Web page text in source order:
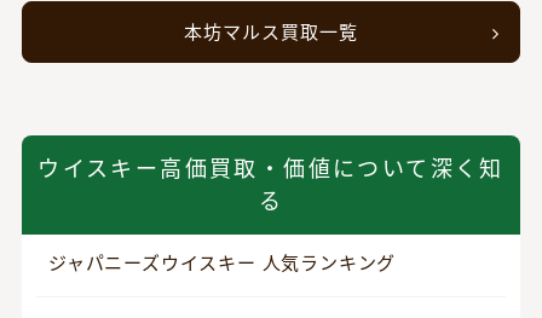
本坊マルス買取一覧
ウイスキー高価買取・価値について深く知
る
ジャパニーズウイスキー 人気ランキング